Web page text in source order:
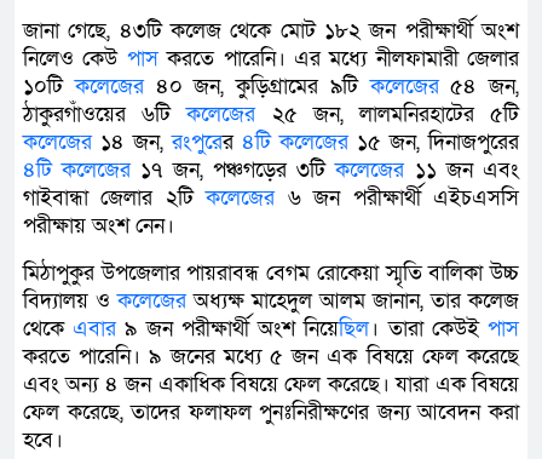
জানা গেছে, ৪৩টি কলেজ থেকে মোট ১৮২ জন পরীক্ষার্থী অংশ
নিলেও কেউ পাসকরতে পারেনি। এর মধ্যে নীলফামারী জেলার
১০টিকলেজের৪০ জন, কুড়িগ্রামের ৯টিকলেজের৫৪ জন,
ঠাকুরগাঁওয়ের ৬টিকলেজের২৫ জন, লালমনিরহাটের ৫টি
কলেজের১৪ জন,রংপুরের ৪টি কলেজের১৫ জন, দিনাজপুরের
৪টি কলেজের১৭ জন, পঞ্চগড়ের ৩টিকলেজের১১ জন এবং
গাইবান্ধা জেলার ২টিকলেজের৬ জন পরীক্ষার্থী এইচএসসি
পরীক্ষায় অংশ নেন।
মিঠাপুকুর উপজেলার পায়রাবন্ধ বেগম রোকেয়া স্মৃতি বালিকা উচ্চ
বিদ্যালয় ওকলেজেরঅধ্যক্ষ মাহেদুল আলম জানান, তার কলেজ
থেকে এবার৯ জন পরীক্ষার্থী অংশ নিয়েছিল। তারা কেউইপাস
করতে পারেনি। ৯ জনের মধ্যে ৫ জন এক বিষয়ে ফেল করেছে
এবং অন্য ৪ জন একাধিক বিষয়ে ফেল করেছে। যারা এক বিষয়ে
ফেল করেছে, তাদের ফলাফল পুনঃনিরীক্ষণের জন্য আবেদন করা
হবে।